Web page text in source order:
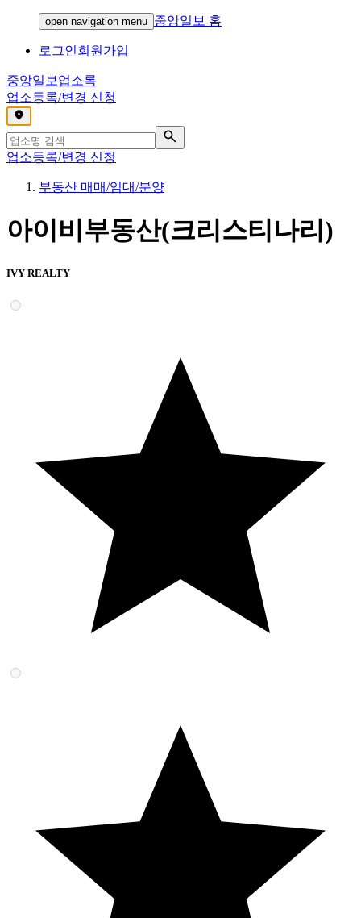
open navigation menu 중앙일보 홈
로그인회원가입
중앙일보 업소록
업소등록/변경 신청
,
업소등록/변경 신청
부동산 매매/임대/분양
아이비부동산(크리스티나리)
IVY REALTY